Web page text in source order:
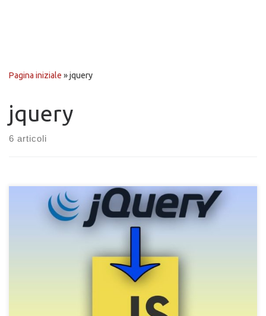
Pagina iniziale »jquery
jquery
6 articoli
Come passare da jQuery a JavaScript puro. Guida su come
abbandonate jQuery per passare al puro codice di